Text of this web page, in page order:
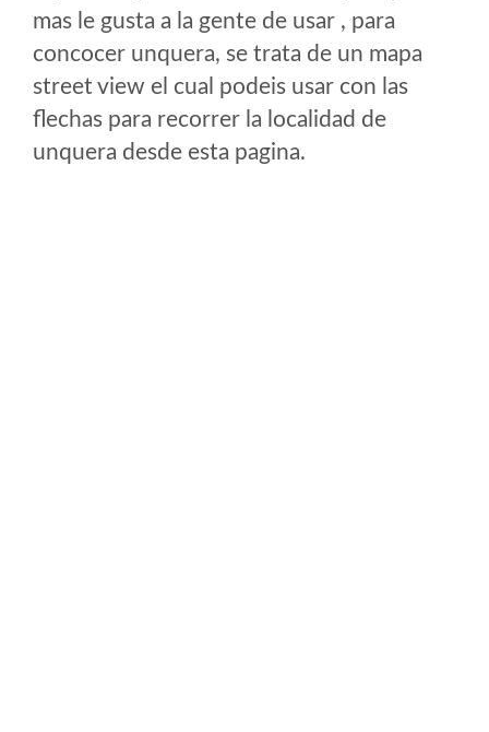
mas le gusta a la gente de usar , para
concocer unquera, se trata de un mapa
street view el cual podeis usar con las
flechas para recorrer la localidad de
unquera desde esta pagina.